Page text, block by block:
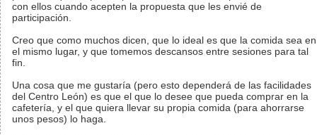
con ellos cuando acepten la propuesta que les envié de
participación.
Creo que como muchos dicen, que lo ideal es que la comida sea en
el mismo lugar, y que tomemos descansos entre sesiones para tal
fin.
Una cosa que me gustaría (pero esto dependerá de las facilidades
del Centro León) es que el que lo desee que pueda comprar en la
cafetería, y el que quiera llevar su propia comida (para ahorrarse
unos pesos) lo haga.